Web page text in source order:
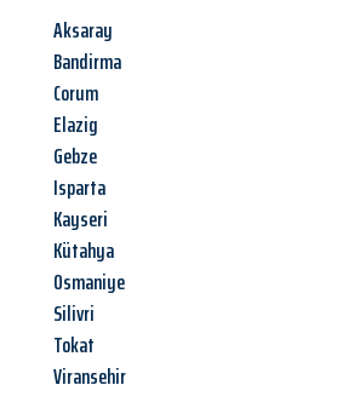
Aksaray
Bandirma
Corum
Elazig
Gebze
Isparta
Kayseri
Kütahya
Osmaniye
Silivri
Tokat
Viransehir